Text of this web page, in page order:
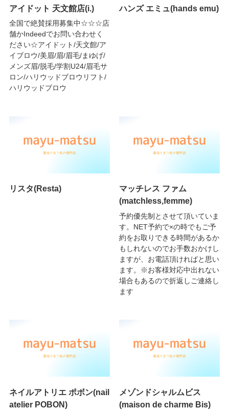
アイドット 天文館店(i.)
全国で絶賛採用募集中☆☆☆店
舗かIndeedでお問い合わせく
ださい☆アイドット/天文館/ア
イブロウ/美眉/眉/眉毛/まゆげ/
メンズ眉/脱毛/学割U24/眉毛サ
ロン/ハリウッドブロウリフト/
ハリウッドブロウ
ハンズ エミュ(hands emu)
リスタ(Resta)
マッチレス ファム
(matchless,femme)
予約優先制とさせて頂いていま
す。NET予約で×の時でもご予
約をお取りできる時間があるか
もしれないのでお手数おかけし
ますが、お電話頂ければと思い
ます。※お客様対応中出れない
場合もあるので折返しご連絡し
ます
ネイルアトリエ ポボン(nail
atelier POBON)
メゾンドシャルムビス
(maison de charme Bis)